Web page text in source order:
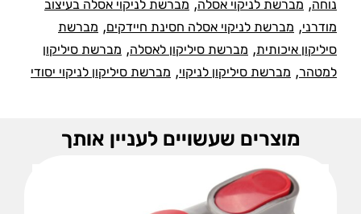
נוחה, מברשת לניקוי אסלה, מברשת לניקוי אסלה בעיצוב
מודרני, מברשת לניקוי אסלה חסינת חיידקים, מברשת
סיליקון איכותית, מברשת סיליקון לאסלה, מברשת סיליקון
למטהר, מברשת סיליקון לניקוי, מברשת סיליקון לניקוי יסודי
מוצרים שעשויים לעניין אותך